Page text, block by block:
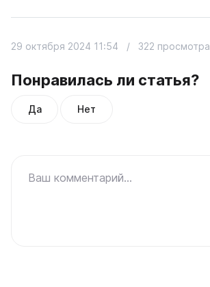
Понравилась ли статья?
Да Нет
29 октября 2024 11:54 / 322 просмотра
Ваш комментарий...